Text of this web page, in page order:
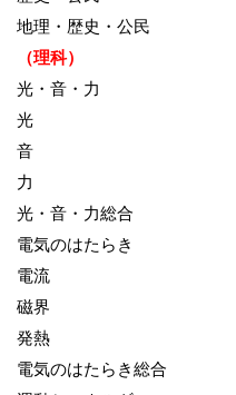
地理・歴史・公民
（理科）
光・音・力
光
音
力
光・音・力総合
電気のはたらき
電流
磁界
発熱
電気のはたらき総合